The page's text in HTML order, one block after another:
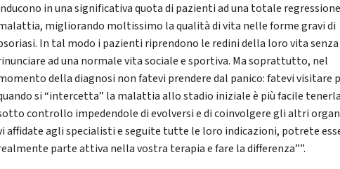
in una significativa quota di pazienti ad una totale
migliorando moltissimo la qualità di vita nelle forme gravi di
In tal modo i pazienti riprendono le redini della loro vita
ad una normale vita sociale e sportiva. Ma soprattutto, nel
della diagnosi non fatevi prendere dal panico: fatevi visitare
si “intercetta” la malattia allo stadio iniziale è più facile
controllo impedendole di evolversi e di coinvolgere gli altri
affidate agli specialisti e seguite tutte le loro indicazioni, potrete
parte attiva nella vostra terapia e fare la differenza””.